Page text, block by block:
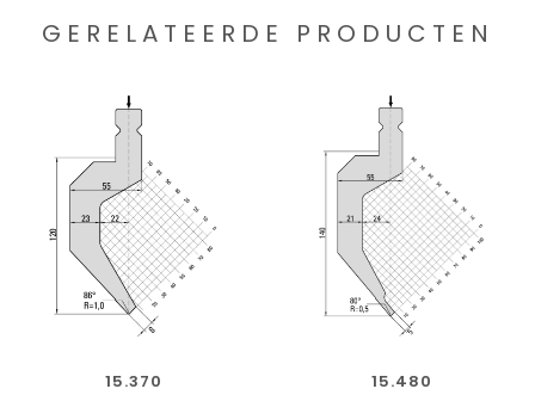
GERELATEERDE PRODUCTEN
15.370 15.480